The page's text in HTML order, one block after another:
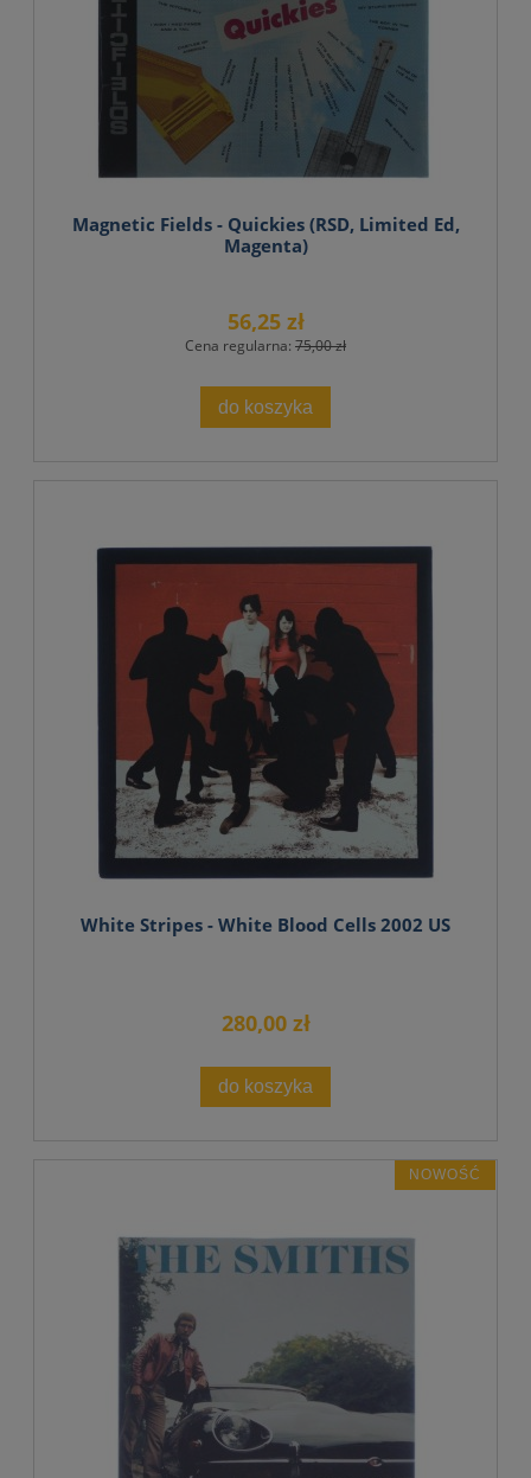
Magnetic Fields - Quickies (RSD, Limited Ed,
Magenta)
56,25 zł
Cena regularna: 75,00 zł
do koszyka
White Stripes - White Blood Cells 2002 US
280,00 zł
do koszyka
NOWOŚĆ